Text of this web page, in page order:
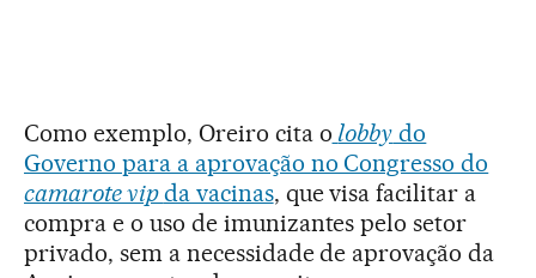
Como exemplo, Oreiro cita o lobby do
Governo para a aprovação no Congresso do
camarote vipda vacinas, que visa facilitar a
compra e o uso de imunizantes pelo setor
privado, sem a necessidade de aprovação da